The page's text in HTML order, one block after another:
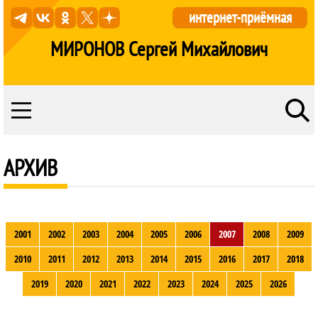
МИРОНОВ Сергей Михайлович
интернет-приёмная
АРХИВ
2001 2002 2003 2004 2005 2006 2007 2008
2009
2010
2011 2012 2013 2014 2015 2016 2017
2018
2019
2020 2021 2022 2023 2024 2025 2026